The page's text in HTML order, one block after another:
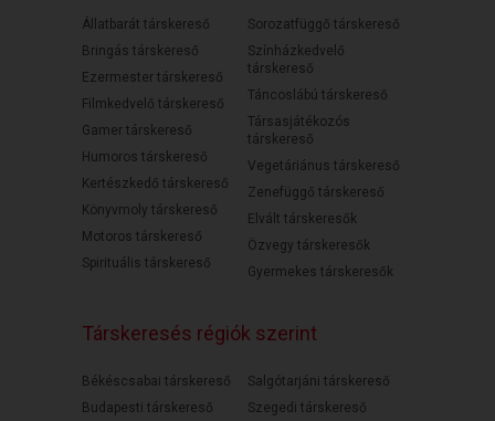
Állatbarát társkereső
Bringás társkereső
Ezermester társkereső
Filmkedvelő társkereső
Gamer társkereső
Humoros társkereső
Kertészkedő társkereső
Könyvmoly társkereső
Motoros társkereső
Spirituális társkereső
Sorozatfüggő társkereső
Színházkedvelő
társkereső
Táncoslábú társkereső
Társasjátékozós
társkereső
Vegetáriánus társkereső
Zenefüggő társkereső
Elvált társkeresők
Özvegy társkeresők
Gyermekes társkeresők
Társkeresés régiók szerint
Békéscsabai társkereső
Budapesti társkereső
Salgótarjáni társkereső
Szegedi társkereső